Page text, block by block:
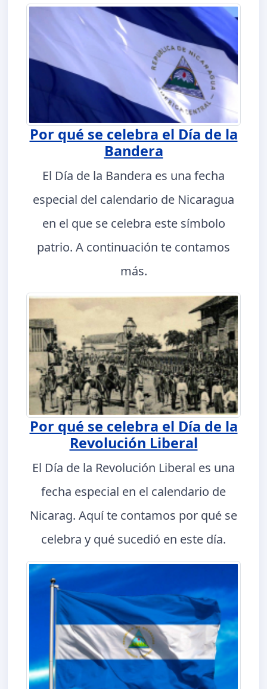
Por qué se celebra el Día de la
Bandera
El Día de la Bandera es una fecha
especial del calendario de Nicaragua
en el que se celebra este símbolo
patrio. A continuación te contamos
más.
Por qué se celebra el Día de la
Revolución Liberal
El Día de la Revolución Liberal es una
fecha especial en el calendario de
Nicarag. Aquí te contamos por qué se
celebra y qué sucedió en este día.